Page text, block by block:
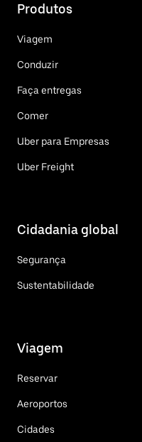
Produtos
Viagem
Conduzir
Faça entregas
Comer
Uber para Empresas
Uber Freight
Cidadania global
Segurança
Sustentabilidade
Viagem
Reservar
Aeroportos
Cidades